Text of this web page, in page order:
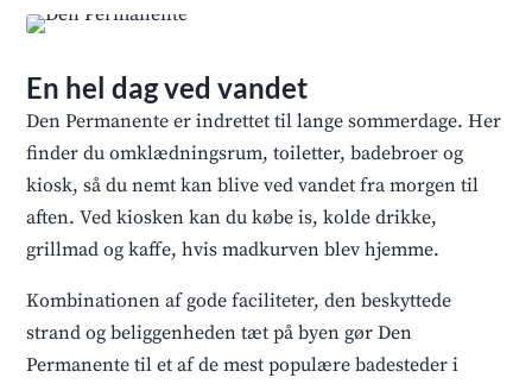
En hel dag ved vandet
Den Permanente er indrettet til lange sommerdage. Her
finder du omklædningsrum, toiletter, badebroer og
kiosk, så du nemt kan blive ved vandet fra morgen til
aften. Ved kiosken kan du købe is, kolde drikke,
grillmad og kaffe, hvis madkurven blev hjemme.
Kombinationen af gode faciliteter, den beskyttede
strand og beliggenheden tæt på byen gør Den
Permanente til et af de mest populære badesteder i